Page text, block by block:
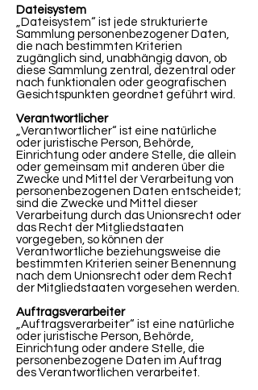
Dateisystem
„Dateisystem“ ist jede strukturierte
Sammlung personenbezogener Daten,
die nach bestimmten Kriterien
zugänglich sind, unabhängig davon, ob
diese Sammlung zentral, dezentral oder
nach funktionalen oder geografischen
Gesichtspunkten geordnet geführt wird.
Verantwortlicher
„Verantwortlicher“ ist eine natürliche
oder juristische Person, Behörde,
Einrichtung oder andere Stelle, die allein
oder gemeinsam mit anderen über die
Zwecke und Mittel der Verarbeitung von
personenbezogenen Daten entscheidet;
sind die Zwecke und Mittel dieser
Verarbeitung durch das Unionsrecht oder
das Recht der Mitgliedstaaten
vorgegeben, so können der
Verantwortliche beziehungsweise die
bestimmten Kriterien seiner Benennung
nach dem Unionsrecht oder dem Recht
der Mitgliedstaaten vorgesehen werden.
Auftragsverarbeiter
„Auftragsverarbeiter“ ist eine natürliche
oder juristische Person, Behörde,
Einrichtung oder andere Stelle, die
personenbezogene Daten im Auftrag
des Verantwortlichen verarbeitet.